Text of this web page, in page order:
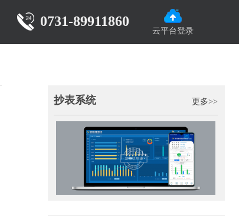
云平台登录
0731-89911860
抄表系统 更多>>